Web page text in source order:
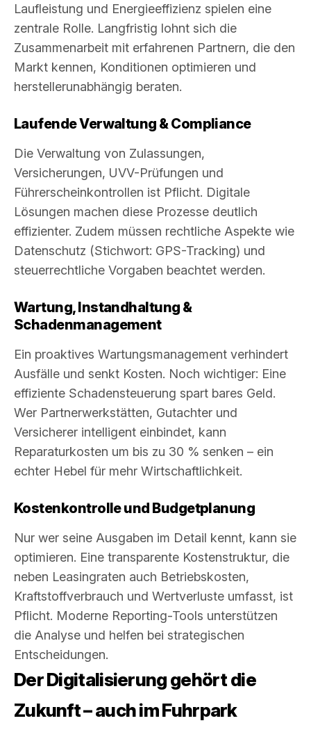
Laufleistung und Energieeffizienz spielen eine
zentrale Rolle. Langfristig lohnt sich die
Zusammenarbeit mit erfahrenen Partnern, die den
Markt kennen, Konditionen optimieren und
herstellerunabhängig beraten.
Laufende Verwaltung & Compliance
Die Verwaltung von Zulassungen,
Versicherungen, UVV-Prüfungen und
Führerscheinkontrollen ist Pflicht. Digitale
Lösungen machen diese Prozesse deutlich
effizienter. Zudem müssen rechtliche Aspekte wie
Datenschutz (Stichwort: GPS-Tracking) und
steuerrechtliche Vorgaben beachtet werden.
Wartung, Instandhaltung &
Schadenmanagement
Ein proaktives Wartungsmanagement verhindert
Ausfälle und senkt Kosten. Noch wichtiger: Eine
effiziente Schadensteuerung spart bares Geld.
Wer Partnerwerkstätten, Gutachter und
Versicherer intelligent einbindet, kann
Reparaturkosten um bis zu 30 % senken – ein
echter Hebel für mehr Wirtschaftlichkeit.
Kostenkontrolle und Budgetplanung
Nur wer seine Ausgaben im Detail kennt, kann sie
optimieren. Eine transparente Kostenstruktur, die
neben Leasingraten auch Betriebskosten,
Kraftstoffverbrauch und Wertverluste umfasst, ist
Pflicht. Moderne Reporting-Tools unterstützen
die Analyse und helfen bei strategischen
Entscheidungen.
Der Digitalisierung gehört die
Zukunft – auch im Fuhrpark